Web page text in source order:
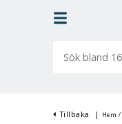
bland
Tillbaka | Hem /